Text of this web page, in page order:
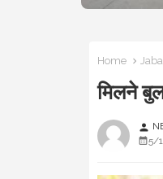
Home
मिलने
person
5/